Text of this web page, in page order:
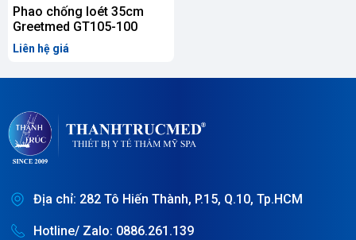
Liên
hệ
Phao chống loét 35cm
Greetmed GT105-100
Liên hệ giá
Địa chỉ: 282 Tô Hiến Thành, P.15, Q.10, Tp.HCM
Hotline/ Zalo: 0886.261.139